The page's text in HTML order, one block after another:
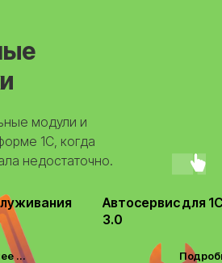
модули и
1С, когда
недостаточно.
...
Автосервис для
3.0